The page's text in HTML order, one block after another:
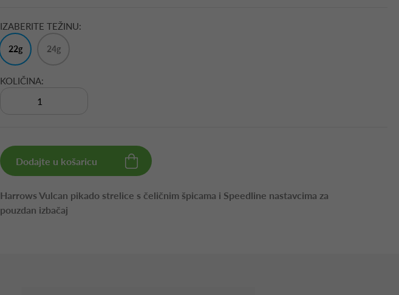
IZABERITE TEŽINU:
22g 24g
KOLIČINA:
Dodajte u košaricu
Harrows Vulcan pikado strelice s čeličnim špicama i Speedline nastavcima za
pouzdan izbačaj